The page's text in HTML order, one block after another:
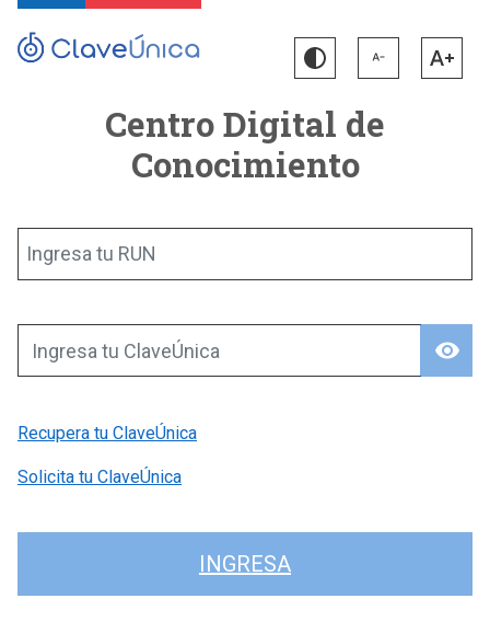
Centro Digital de
Conocimiento
Ingresa tu RUN
visibility
Ingresa tu ClaveÚnica
Recupera tu ClaveÚnica
Solicita tu ClaveÚnica
INGRESA